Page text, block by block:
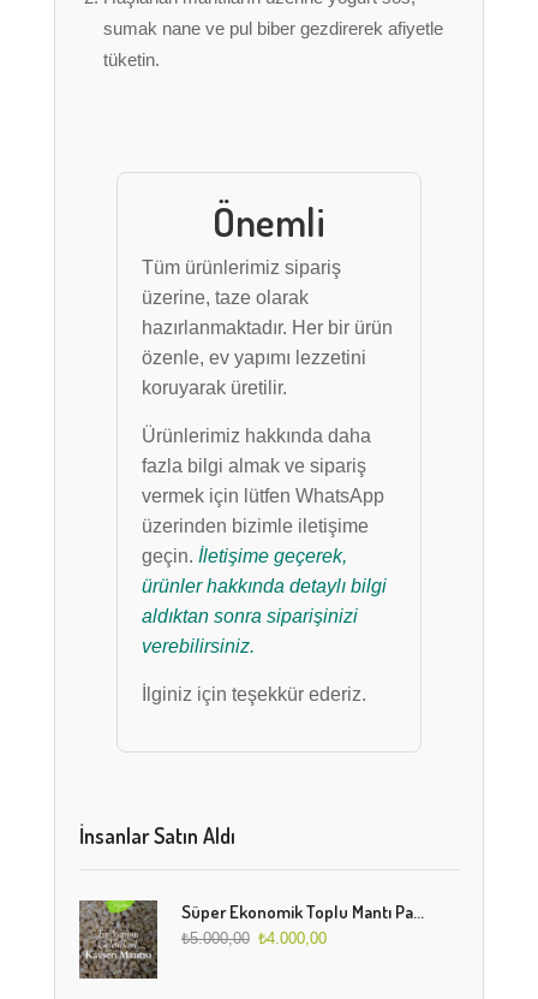
sumak nane ve pul biber gezdirerek afiyetle
tüketin.
Önemli
Tüm ürünlerimiz sipariş
üzerine, taze olarak
hazırlanmaktadır. Her bir ürün
özenle, ev yapımı lezzetini
koruyarak üretilir.
Ürünlerimiz hakkında daha
fazla bilgi almak ve sipariş
vermek için lütfen WhatsApp
üzerinden bizimle iletişime
geçin.İletişime geçerek,
ürünler hakkında detaylı bilgi
aldıktan sonra siparişinizi
verebilirsiniz.
İlginiz için teşekkür ederiz.
İnsanlar Satın Aldı
Süper Ekonomik Toplu Mantı Paketi (5 Kg)
₺5.000,00 ₺4.000,00